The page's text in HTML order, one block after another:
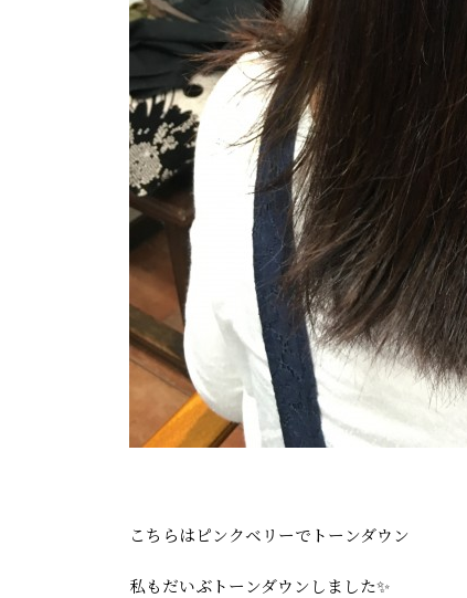
こちらはピンクベリーでトーンダウン
私もだいぶトーンダウンしました✨